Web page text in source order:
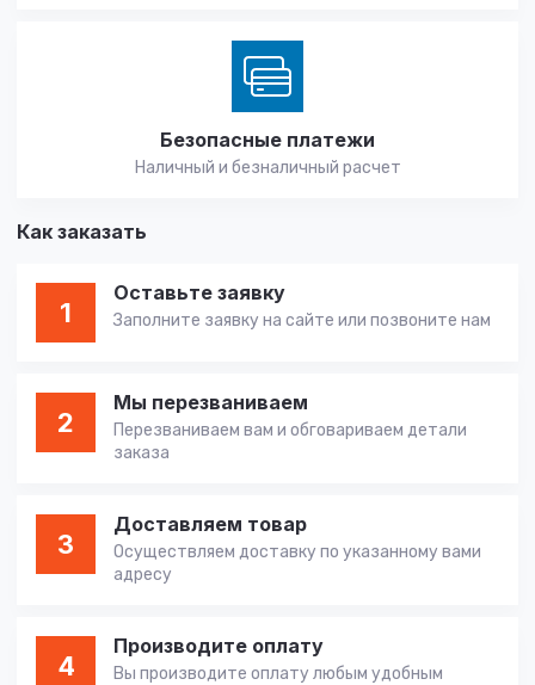
Безопасные платежи
Наличный и безналичный расчет
Как заказать
1
Оставьте заявку
Заполните заявку на сайте или позвоните нам
2
Мы перезваниваем
Перезваниваем вам и обговариваем детали
заказа
3
Доставляем товар
Осуществляем доставку по указанному вами
адресу
4
Производите оплату
Вы производите оплату любым удобным